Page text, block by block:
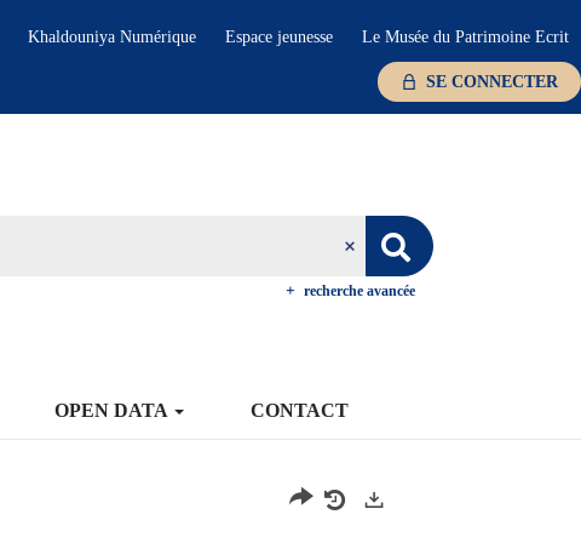
Khaldouniya Numérique Espace jeunesse Le Musée du Patrimoine Ecrit
SE CONNECTER
recherche avancée
OPEN DATA CONTACT